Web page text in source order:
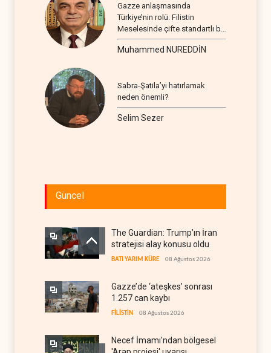
Gazze anlaşmasında
Türkiye’nin rolü: Filistin
Meselesinde çifte standartlı bir
seyir
Muhammed NUREDDİN
Sabra-Şatila’yı hatırlamak
neden önemli?
Selim Sezer
Güncel
The Guardian: Trump’ın İran
stratejisi alay konusu oldu
BATI YARIM KÜRE 08 Ağustos 2026
Gazze’de ‘ateşkes’ sonrası
1.257 can kaybı
FİLİSTİN 08 Ağustos 2026
Necef İmamı'ndan bölgesel